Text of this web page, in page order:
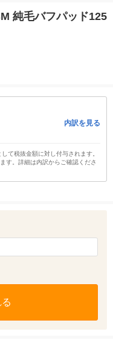
純毛バフパッド125
内訳を見る
て税抜金額に対し付与されます。
す。詳細は内訳からご確認くださ